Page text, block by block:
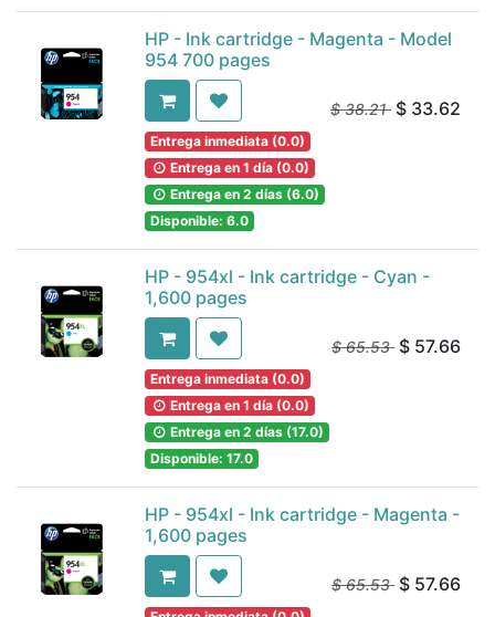
HP - Ink cartridge - Magenta - Model
954 700 pages
$38.21 $ 33.62
Entrega inmediata (0.0)
Entrega en 1 día (0.0)
Entrega en 2 días (6.0)
Disponible: 6.0
HP - 954xl - Ink cartridge - Cyan -
1,600 pages
$65.53 $ 57.66
Entrega inmediata (0.0)
Entrega en 1 día (0.0)
Entrega en 2 días (17.0)
Disponible: 17.0
HP - 954xl - Ink cartridge - Magenta -
1,600 pages
$65.53 $ 57.66